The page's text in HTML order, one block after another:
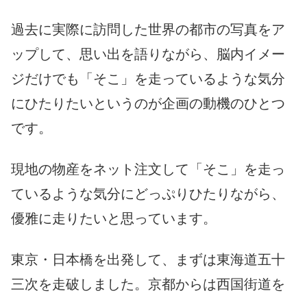
過去に実際に訪問した世界の都市の写真をア
ップして、思い出を語りながら、脳内イメー
ジだけでも「そこ」を走っているような気分
にひたりたいというのが企画の動機のひとつ
です。
現地の物産をネット注文して「そこ」を走っ
ているような気分にどっぷりひたりながら、
優雅に走りたいと思っています。
東京・日本橋を出発して、まずは東海道五十
三次を走破しました。京都からは西国街道を